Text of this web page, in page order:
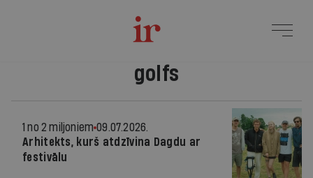
golfs
1 no 2 miljoniem 09.07.2026.
Arhitekts, kurš atdzīvina Dagdu ar
festivālu